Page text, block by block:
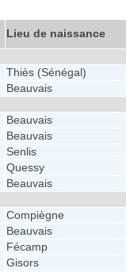
Lieu de naissance
Thiès (Sénégal)
Beauvais
Beauvais
Beauvais
Senlis
Quessy
Beauvais
Compiègne
Beauvais
Fécamp
Gisors